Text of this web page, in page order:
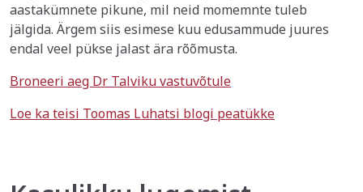
aastakümnete pikune, mil neid momemnte tuleb
jälgida. Ärgem siis esimese kuu edusammude juures
endal veel pükse jalast ära rõõmusta.
Broneeri aeg Dr Talviku vastuvõtule
Loe ka teisi Toomas Luhatsi blogi peatükke